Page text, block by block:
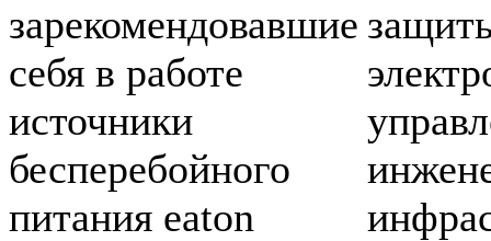
зарекомендовавшие
себя в работе
источники
бесперебойного
питания eaton